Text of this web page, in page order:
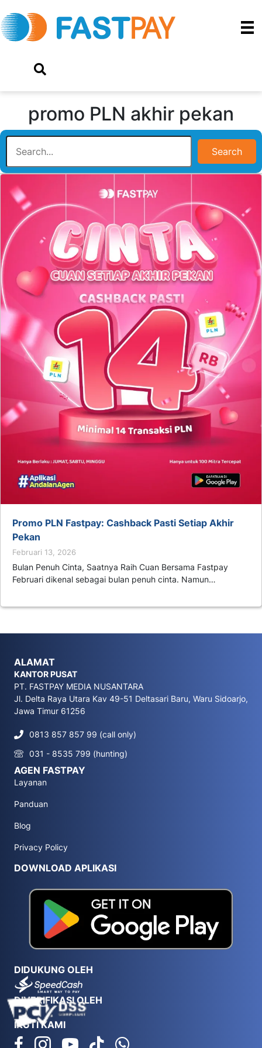
promo PLN akhir pekan
Search
Promo PLN Fastpay: Cashback Pasti Setiap Akhir
Pekan
Februari 13, 2026
Bulan Penuh Cinta, Saatnya Raih Cuan Bersama Fastpay
Februari dikenal sebagai bulan penuh cinta. Namun…
ALAMAT
KANTOR PUSAT
PT. FASTPAY MEDIA NUSANTARA
Jl. Delta Raya Utara Kav 49-51 Deltasari Baru, Waru Sidoarjo,
Jawa Timur 61256
0813 857 857 99 (call only)
031 - 8535 799 (hunting)
AGEN FASTPAY
Layanan
Panduan
Blog
Privacy Policy
DOWNLOAD APLIKASI
DIDUKUNG OLEH
DIVERIFIKASI OLEH
IKUTI KAMI